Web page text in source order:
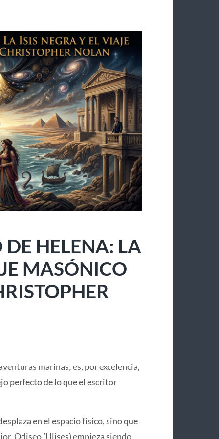
HELENA: LA
MASÓNICO
marinas; es, por excelencia,
perfecto de lo que el escritor
en el espacio físico, sino que
Odiseo (Ulises) empieza siendo